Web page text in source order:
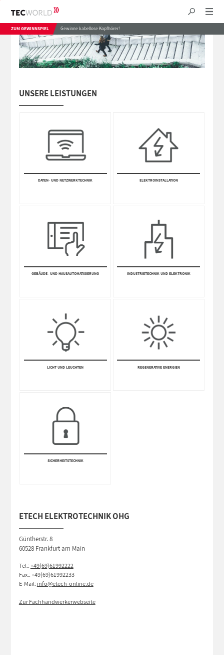
ZUM GEWINNSPIEL Gewinne kabellose Kopfhörer!
UNSERE LEISTUNGEN
DATEN- UND NETZWERK­TECHNIK ELEKTRO­INSTALLA­TION
GEBÄUDE- UND HAUSAUTOMATISIERUNG INDUSTRIETECHNIK UND ELEKTRONIK
LICHT UND LEUCHTEN REGENERATIVE ENERGIEN
SICHERHEITS­TECHNIK
ETECH ELEKTROTECHNIK OHG
Güntherstr. 8
60528 Frankfurt am Main
Tel.:+49(69)61992222
Fax.: +49(69)61992233
E-Mail: info@etech-online.de
Zur Fachhandwerkerwebseite